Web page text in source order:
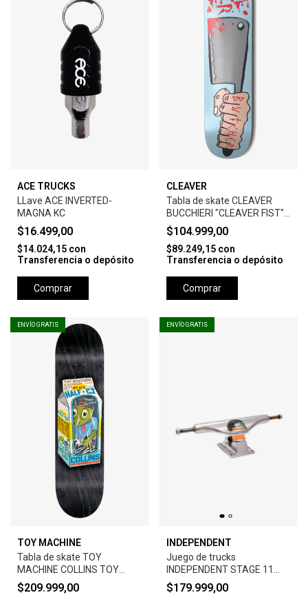
ACE TRUCKS
LLave ACE INVERTED-
MAGNA KC
$16.499,00
$14.024,15 con
Transferencia o depósito
Comprar
CLEAVER
Tabla de skate CLEAVER
BUCCHIERI "CLEAVER FIST" -
SQ2 CELESTE
$104.999,00
$89.249,15 con
Transferencia o depósito
Comprar
ENVÍO GRATIS
TOY MACHINE
Tabla de skate TOY
MACHINE COLLINS TOY
DOLLS 8.38"
$209.999,00
ENVÍO GRATIS
INDEPENDENT
Juego de trucks
INDEPENDENT STAGE 11
169 SILVER
$179.999,00